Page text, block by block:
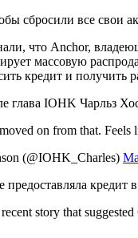
сбросили все свои
что Anchor,
массовую
кредит и получить
глава IOHK Чарльз
on from that.
(@IOHK_Charles)
предоставляла
story that